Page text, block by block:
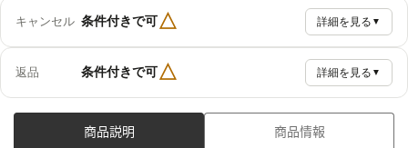
キャンセル 条件付きで可△ 詳細を見る ▼
返品 条件付きで可△ 詳細を見る ▼
商品説明 商品情報